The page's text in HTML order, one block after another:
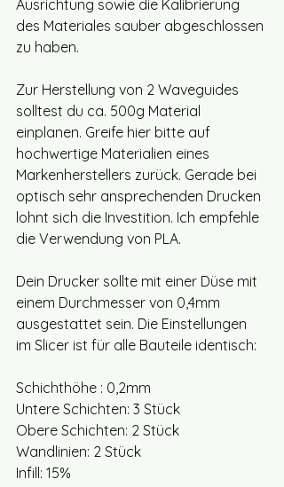
Ausrichtung sowie die Kalibrierung
des Materiales sauber abgeschlossen
zu haben.
Zur Herstellung von 2 Waveguides
solltest du ca. 500g Material
einplanen. Greife hier bitte auf
hochwertige Materialien eines
Markenherstellers zurück. Gerade bei
optisch sehr ansprechenden Drucken
lohnt sich die Investition. Ich empfehle
die Verwendung von PLA.
Dein Drucker sollte mit einer Düse mit
einem Durchmesser von 0,4mm
ausgestattet sein. Die Einstellungen
im Slicer ist für alle Bauteile identisch:
Schichthöhe : 0,2mm
Untere Schichten: 3 Stück
Obere Schichten: 2 Stück
Wandlinien: 2 Stück
Infill: 15%